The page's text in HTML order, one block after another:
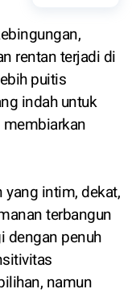
rentan terjadi di
puitis
indah untuk
intim, dekat,
terbangun
dengan penuh
namun